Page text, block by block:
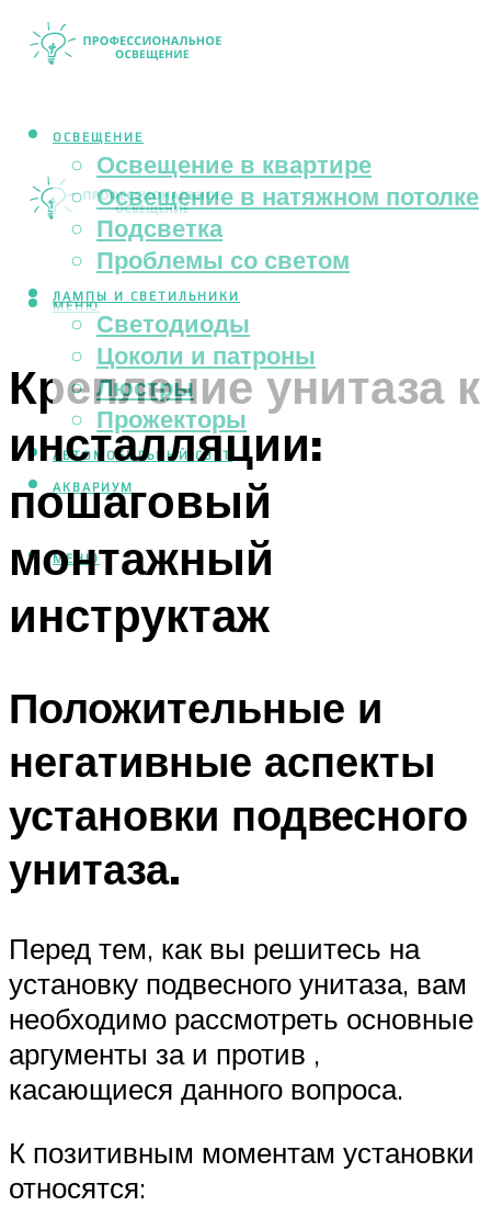
ОСВЕЩЕНИЕ
Освещение в квартире
Освещение в натяжном потолке
Подсветка
Проблемы со светом
ЛАМПЫ И СВЕТИЛЬНИКИ
Светодиоды
Цоколи и патроны
Люстры
Прожекторы
АВТОМОБИЛЬНЫЙ СВЕТ
АКВАРИУМ
МЕНЮ
МЕНЮ
Крепление унитаза к
инсталляции:
пошаговый
монтажный
инструктаж
Положительные и
негативные аспекты
установки подвесного
унитаза.
Перед тем, как вы решитесь на
установку подвесного унитаза, вам
необходимо рассмотреть основные
аргументы за и против ,
касающиеся данного вопроса.
К позитивным моментам установки
относятся: